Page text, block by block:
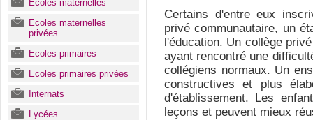
Ecoles maternelles
Ecoles maternelles
privées
Ecoles primaires
Ecoles primaires privées
Internats
Lycées
Certains d'entre eux
privé communautaire, un
l'éducation. Un collège
ayant rencontré une
collégiens normaux. Un
constructives et plus
d'établissement. Les
leçons et peuvent mieux